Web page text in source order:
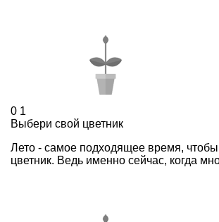
0 1
Выбери свой цветник
Лето - самое подходящее время,
цветник. Ведь именно сейчас, когда